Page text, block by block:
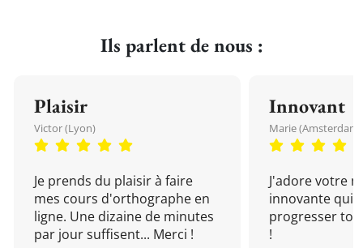
Ils parlent de nous :
Plaisir
Victor (Lyon)
Je prends du plaisir à faire
mes cours d'orthographe en
ligne. Une dizaine de minutes
par jour suffisent... Merci !
Innovant
Marie (Amsterdam)
J'adore votre
innovante qui
progresser
!